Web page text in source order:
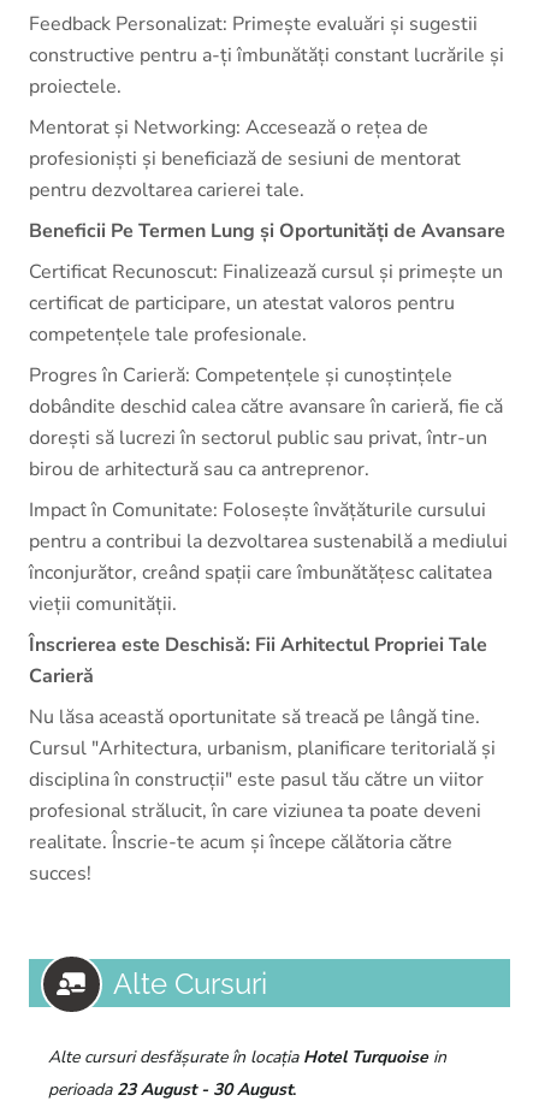
Feedback Personalizat: Primește evaluări și sugestii
constructive pentru a-ți îmbunătăți constant lucrările și
proiectele.
Mentorat și Networking: Accesează o rețea de
profesioniști și beneficiază de sesiuni de mentorat
pentru dezvoltarea carierei tale.
Beneficii Pe Termen Lung și Oportunități de Avansare
Certificat Recunoscut: Finalizează cursul și primește un
certificat de participare, un atestat valoros pentru
competențele tale profesionale.
Progres în Carieră: Competențele și cunoștințele
dobândite deschid calea către avansare în carieră, fie că
dorești să lucrezi în sectorul public sau privat, într-un
birou de arhitectură sau ca antreprenor.
Impact în Comunitate: Folosește învățăturile cursului
pentru a contribui la dezvoltarea sustenabilă a mediului
înconjurător, creând spații care îmbunătățesc calitatea
vieții comunității.
Înscrierea este Deschisă: Fii Arhitectul Propriei Tale
Carieră
Nu lăsa această oportunitate să treacă pe lângă tine.
Cursul "Arhitectura, urbanism, planificare teritorială și
disciplina în construcții" este pasul tău către un viitor
profesional strălucit, în care viziunea ta poate deveni
realitate. Înscrie-te acum și începe călătoria către
succes!
Alte Cursuri
Alte cursuri desfășurate în locația Hotel Turquoisein
perioada 23 August - 30 August.